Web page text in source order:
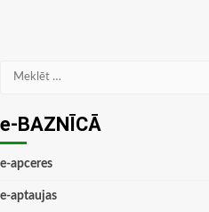
Meklēt:
e-BAZNĪCĀ
e-apceres
e-aptaujas